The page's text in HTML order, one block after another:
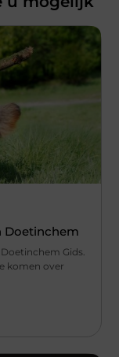
Doetinchem
Gids.
komen over